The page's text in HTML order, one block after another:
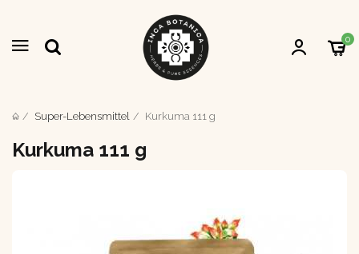
0
Super-Lebensmittel Kurkuma 111 g
Kurkuma 111 g